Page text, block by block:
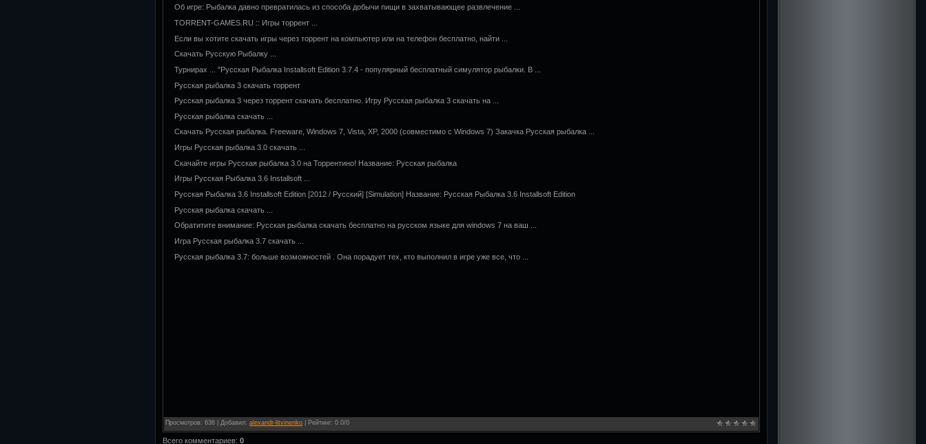
Об игре: Рыбалка давно превратилась из способа добычи пищи в захватывающее развлечение ...
TORRENT-GAMES.RU :: Игры торрент ...
Если вы хотите скачать игры через торрент на компьютер или на телефон бесплатно, найти ...
Скачать Русскую Рыбалку ...
Турнирах ... "Русская Рыбалка Installsoft Edition 3.7.4 - популярный бесплатный симулятор рыбалки. В ...
Русская рыбалка 3 скачать торрент
Русская рыбалка 3 через торрент скачать бесплатно. Игру Русская рыбалка 3 скачать на ...
Русская рыбалка скачать ...
Скачать Русская рыбалка. Freeware, Windows 7, Vista, XP, 2000 (совместимо с Windows 7) Закачка Русская рыбалка ...
Игры Русская рыбалка 3.0 скачать ...
Скачайте игры Русская рыбалка 3.0 на Торрентино! Название: Русская рыбалка
Игры Русская Рыбалка 3.6 Installsoft ...
Русская Рыбалка 3.6 Installsoft Edition [2012 / Русский] [Simulation] Название: Русская Рыбалка 3.6 Installsoft Edition
Русская рыбалка скачать ...
Обратитите внимание: Русская рыбалка скачать бесплатно на русском языке для windows 7 на ваш ...
Игра Русская рыбалка 3.7 скачать ...
Русская рыбалка 3.7: больше возможностей . Она порадует тех, кто выполнил в игре уже все, что ...
Просмотров: 636 Добавил: alexandr-litvinenko Рейтинг: 0.0/0
Всего комментариев: 0